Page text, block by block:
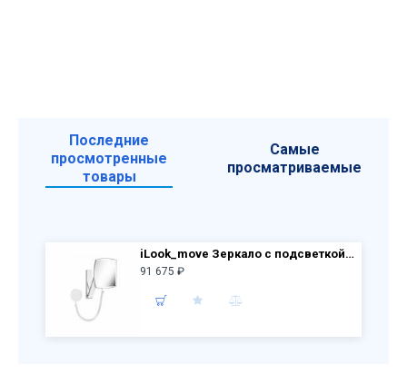
Последние
просмотренные
товары
Самые
просматриваемые
iLook_move Зеркало с подсветкой, прямоугольное с сенсорной панелью 17613 019000
91 675 ₽